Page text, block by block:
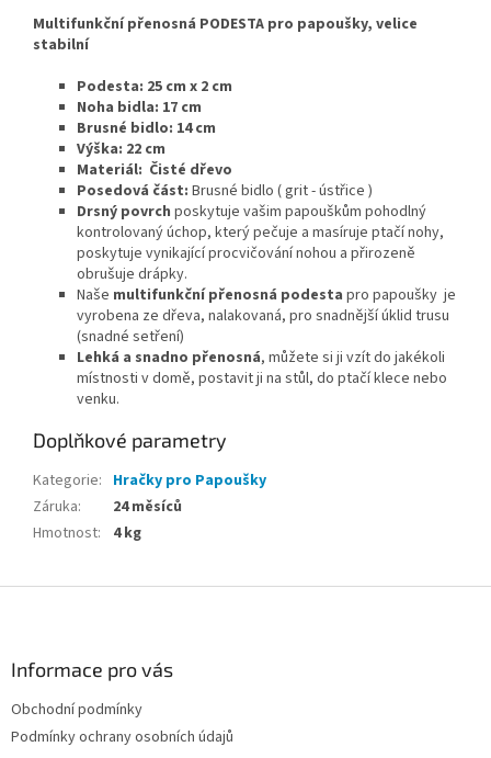
Multifunkční přenosná PODESTA pro papoušky, velice
stabilní
Podesta: 25 cm x 2 cm
Noha bidla: 17 cm
Brusné bidlo: 14 cm
Výška: 22 cm
Materiál: Čisté dřevo
Posedová část: Brusné bidlo ( grit - ústřice )
Drsný povrch poskytuje vašim papouškům pohodlný
kontrolovaný úchop, který pečuje a masíruje ptačí nohy,
poskytuje vynikající procvičování nohou a přirozeně
obrušuje drápky.
Naše multifunkční přenosná podesta pro papoušky je
vyrobena ze dřeva, nalakovaná, pro snadnější úklid trusu
(snadné setření)
Lehká a snadno přenosná, můžete si ji vzít do jakékoli
místnosti v domě, postavit ji na stůl, do ptačí klece nebo
venku.
Doplňkové parametry
Kategorie: Hračky pro Papoušky
Záruka:
24 měsíců
Hmotnost: 4 kg
Informace pro vás
Obchodní podmínky
Podmínky ochrany osobních údajů